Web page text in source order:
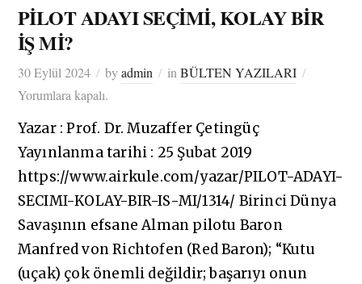
PİLOT ADAYI SEÇİMİ, KOLAY BİR
İŞ Mİ?
30 Eylül 2024 byadmin inBÜLTEN YAZILARI
Yorumlara kapalı.
Yazar : Prof. Dr. Muzaffer Çetingüç
Yayınlanma tarihi : 25 Şubat 2019
https://www.airkule.com/yazar/PILOT-ADAYI-
SECIMI-KOLAY-BIR-IS-MI/1314/ Birinci Dünya
Savaşının efsane Alman pilotu Baron
Manfred von Richtofen (Red Baron); “Kutu
(uçak) çok önemli değildir; başarıyı onun